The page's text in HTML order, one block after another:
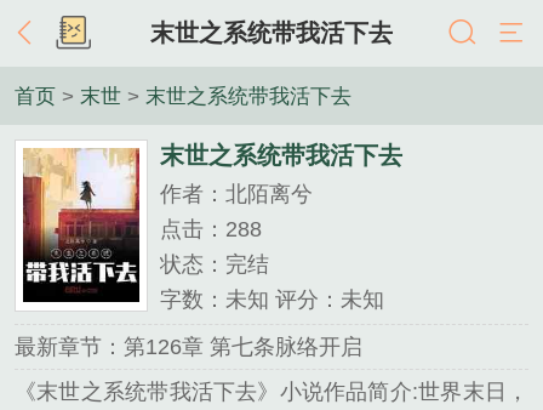
末世之系统带我活下去
首页 > 末世 > 末世之系统带我活下去
末世之系统带我活下去
作者：北陌离兮
点击：288
状态：完结
字数：未知 评分：未知
最新章节：第126章 第七条脉络开启
《末世之系统带我活下去》小说作品简介:世界末日，